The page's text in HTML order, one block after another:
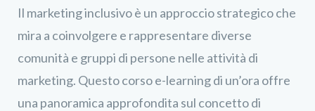
Il marketing inclusivo è un approccio strategico che
mira a coinvolgere e rappresentare diverse
comunità e gruppi di persone nelle attività di
marketing. Questo corso e-learning di un’ora offre
una panoramica approfondita sul concetto di